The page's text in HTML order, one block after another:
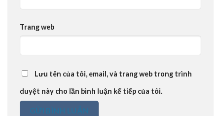
Trang web
Lưu tên của tôi, email, và trang web trong trình
duyệt này cho lần bình luận kế tiếp của tôi.